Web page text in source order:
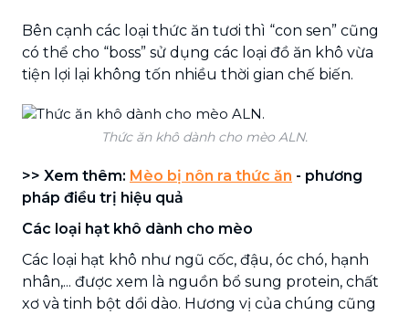
Bên cạnh các loại thức ăn tươi thì “con sen” cũng
có thể cho “boss” sử dụng các loại đồ ăn khô vừa
tiện lợi lại không tốn nhiều thời gian chế biến.
Thức ăn khô dành cho mèo ALN.
>> Xem thêm: Mèo bị nôn ra thức ăn - phương
pháp điều trị hiệu quả
Các loại hạt khô dành cho mèo
Các loại hạt khô như ngũ cốc, đậu, óc chó, hạnh
nhân,... được xem là nguồn bổ sung protein, chất
xơ và tinh bột dồi dào. Hương vị của chúng cũng